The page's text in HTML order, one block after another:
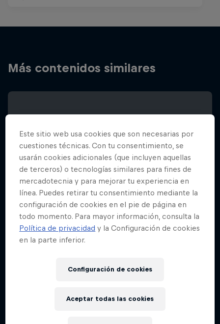
Más contenidos similares
Lima, Peru
Este sitio web usa cookies que son necesarias por
cuestiones técnicas. Con tu consentimiento, se
usarán cookies adicionales (que incluyen aquellas
de terceros) o tecnologías similares para fines de
mercadotecnia y para mejorar tu experiencia en
línea. Puedes retirar tu consentimiento mediante la
configuración de cookies en el pie de página en
todo momento. Para mayor información, consulta la
Política de privacidad y la Configuración de cookies
en la parte inferior.
Configuración de cookies
Aceptar todas las cookies